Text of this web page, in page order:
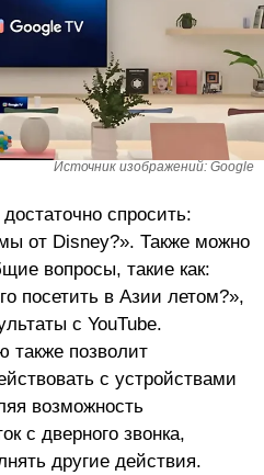
Источник изображений: Google
спросить:
от Disney?». Также можно
вопросы, такие как:
посетить в Азии летом?»,
с YouTube.
также позволит
с устройствами
возможность
с дверного звонка,
другие действия.